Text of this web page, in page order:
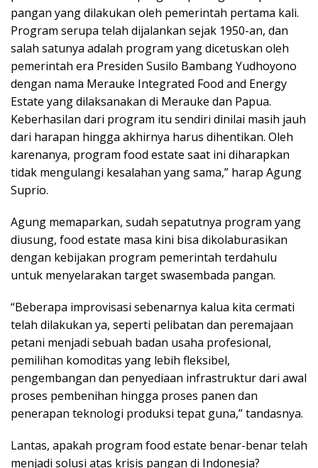
pangan yang dilakukan oleh pemerintah pertama kali.
Program serupa telah dijalankan sejak 1950-an, dan
salah satunya adalah program yang dicetuskan oleh
pemerintah era Presiden Susilo Bambang Yudhoyono
dengan nama Merauke Integrated Food and Energy
Estate yang dilaksanakan di Merauke dan Papua.
Keberhasilan dari program itu sendiri dinilai masih jauh
dari harapan hingga akhirnya harus dihentikan. Oleh
karenanya, program food estate saat ini diharapkan
tidak mengulangi kesalahan yang sama,” harap Agung
Suprio.
Agung memaparkan, sudah sepatutnya program yang
diusung, food estate masa kini bisa dikolaburasikan
dengan kebijakan program pemerintah terdahulu
untuk menyelarakan target swasembada pangan.
“Beberapa improvisasi sebenarnya kalua kita cermati
telah dilakukan ya, seperti pelibatan dan peremajaan
petani menjadi sebuah badan usaha profesional,
pemilihan komoditas yang lebih fleksibel,
pengembangan dan penyediaan infrastruktur dari awal
proses pembenihan hingga proses panen dan
penerapan teknologi produksi tepat guna,” tandasnya.
Lantas, apakah program food estate benar-benar telah
menjadi solusi atas krisis pangan di Indonesia?